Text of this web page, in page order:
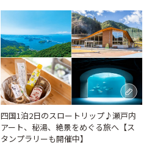
四国1泊2日のスロートリップ♪瀬戸内
アート、秘湯、絶景をめぐる旅へ【ス
タンプラリーも開催中】